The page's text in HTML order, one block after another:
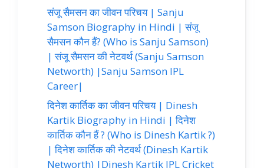
संजू सैमसन का जीवन परिचय | Sanju
Samson Biography in Hindi | संजू
सैमसन कौन हैं? (Who is Sanju Samson)
| संजू सैमसन की नेटवर्थ (Sanju Samson
Networth) |Sanju Samson IPL
Career|
दिनेश कार्तिक का जीवन परिचय | Dinesh
Kartik Biography in Hindi | दिनेश
कार्तिक कौन हैं ? (Who is Dinesh Kartik ?)
| दिनेश कार्तिक की नेटवर्थ (Dinesh Kartik
Networth) |Dinesh Kartik IPL Cricket